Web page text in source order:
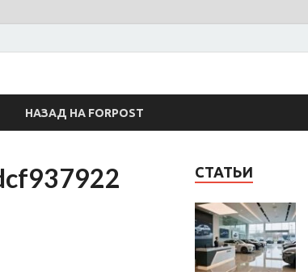
НАЗАД НА FORPOST
СТАТЬИ